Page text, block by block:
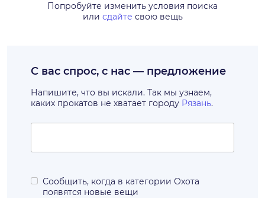
Попробуйте изменить условия поиска
или сдайте свою вещь
С вас спрос, с нас — предложение
Напишите, что вы искали. Так мы узнаем,
каких прокатов не хватает городу Рязань.
Сообщить, когда в категории Охота
появятся новые вещи